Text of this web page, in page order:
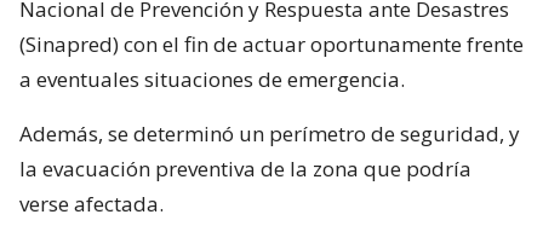
Nacional de Prevención y Respuesta ante Desastres
(Sinapred) con el fin de actuar oportunamente frente
a eventuales situaciones de emergencia.
Además, se determinó un perímetro de seguridad, y
la evacuación preventiva de la zona que podría
verse afectada.